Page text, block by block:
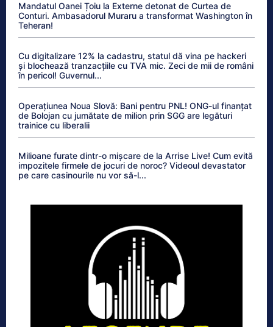
Mandatul Oanei Țoiu la Externe detonat de Curtea de
Conturi. Ambasadorul Muraru a transformat Washington în
Teheran!
Cu digitalizare 12% la cadastru, statul dă vina pe hackeri
și blochează tranzacțiile cu TVA mic. Zeci de mii de români
în pericol! Guvernul...
Operațiunea Noua Slovă: Bani pentru PNL! ONG-ul finanțat
de Bolojan cu jumătate de milion prin SGG are legături
trainice cu liberalii
Milioane furate dintr-o mișcare de la Arrise Live! Cum evită
impozitele firmele de jocuri de noroc? Videoul devastator
pe care casinourile nu vor să-l...